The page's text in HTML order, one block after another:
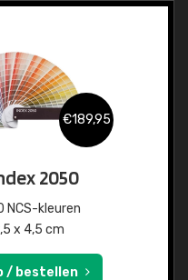
€189,95
2050
NCS-kleuren
x 4,5 cm
/ bestellen